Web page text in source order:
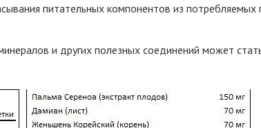
питательных компонентов из потребляемых
и других полезных соединений может